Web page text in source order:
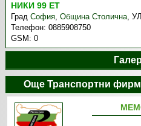
НИКИ 99 ЕТ
ГрадСофия,Община Столична,
Телефон:0885908750
GSM:0
Още Транспортни